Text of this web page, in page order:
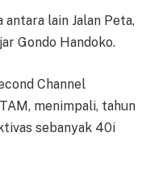
antara lain Jalan Peta,
Gondo Handoko.
Channel
menimpali, tahun
sebanyak 40i